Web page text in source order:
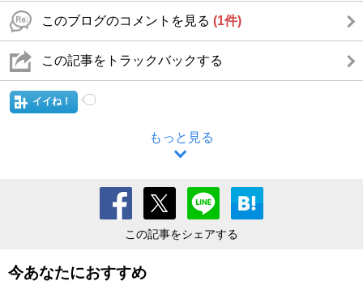
このブログのコメントを見る (1件)
この記事をトラックバックする
イイね！
もっと見る
この記事をシェアする
今あなたにおすすめ